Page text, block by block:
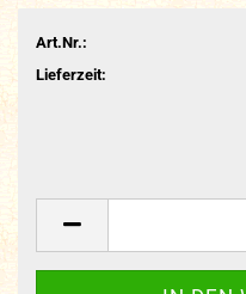
Art.Nr.:
Lieferzeit: